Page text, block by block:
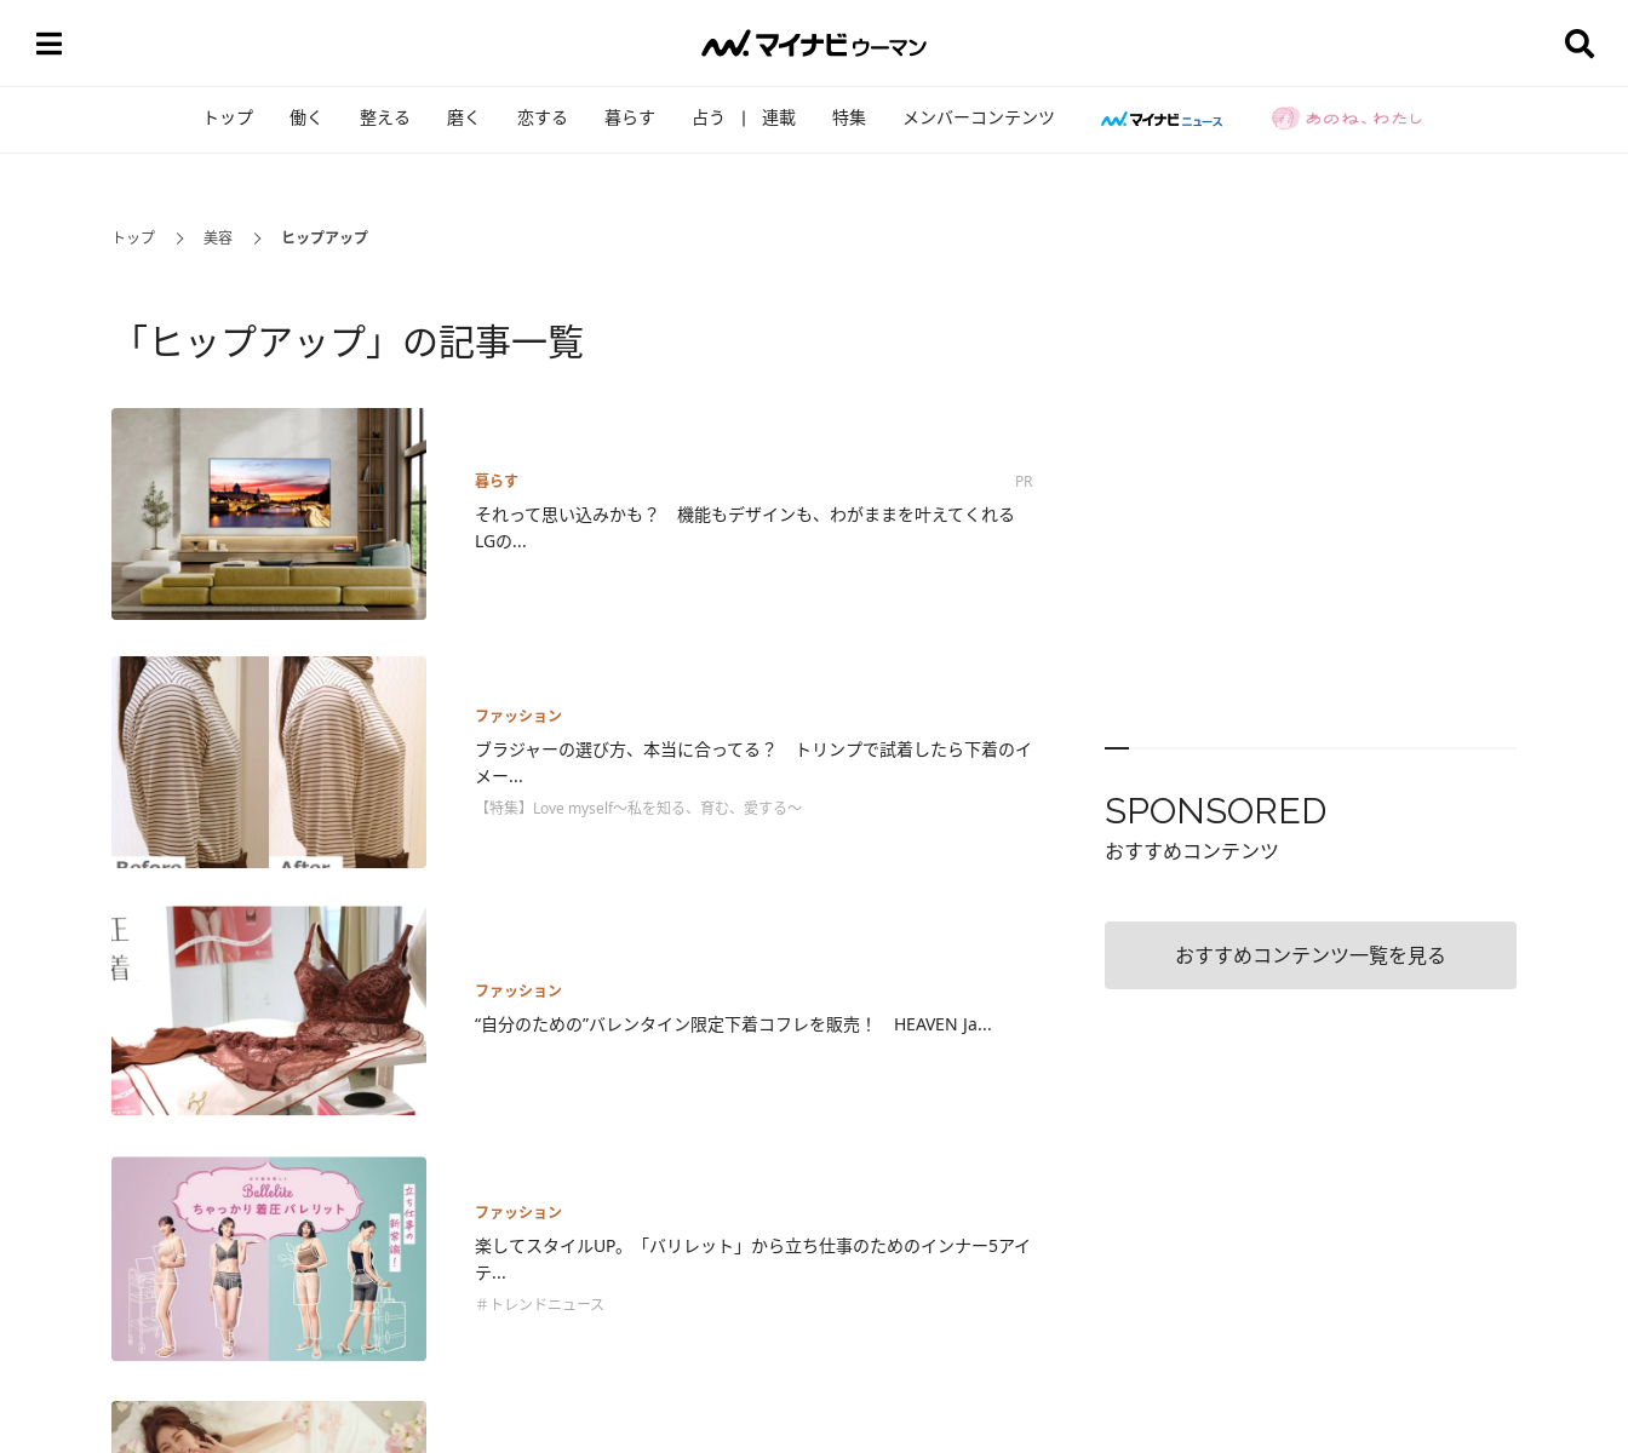
トップ 働く 整える 磨く 恋する 暮らす 占う 連載 特集 メンバーコンテンツ
トップ 美容 ヒップアップ
「ヒップアップ」の記事一覧
暮らす PR
それって思い込みかも？ 機能もデザインも、わがままを叶えてくれる
LGの...
ファッション
ブラジャーの選び方、本当に合ってる？ トリンプで試着したら下着のイ
メー...
【特集】Love myself～私を知る、育む、愛する～
ファッション
“自分のための”バレンタイン限定下着コフレを販売！ HEAVEN Ja...
ファッション
楽してスタイルUP。「バリレット」から立ち仕事のためのインナー5アイ
テ...
＃トレンドニュース
SPONSORED
おすすめコンテンツ
おすすめコンテンツ一覧を見る